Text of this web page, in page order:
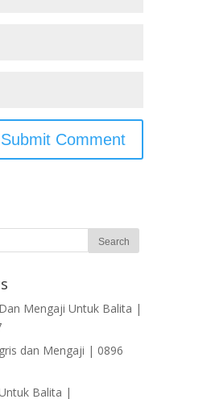
Mengaji Untuk Balita |
dan Mengaji | 0896
Balita |